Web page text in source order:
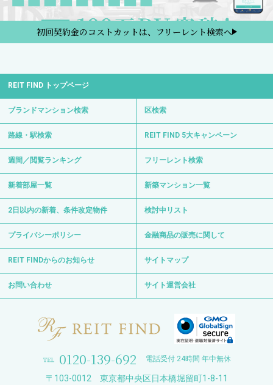
初回契約金のコストカットは、フリーレント検索へ
REIT FIND トップページ
ブランドマンション検索 区検索
路線・駅検索 REIT FIND 5大キャンペーン
週間／閲覧ランキング フリーレント検索
新着部屋一覧 新築マンション一覧
2日以内の新着、条件改定物件 検討中リスト
プライバシーポリシー 金融商品の販売に関して
REIT FINDからのお知らせ サイトマップ
お問い合わせ サイト運営会社
0120-139-692 電話受付 24時間 年中無休
〒103-0012 東京都中央区日本橋堀留町1-8-11